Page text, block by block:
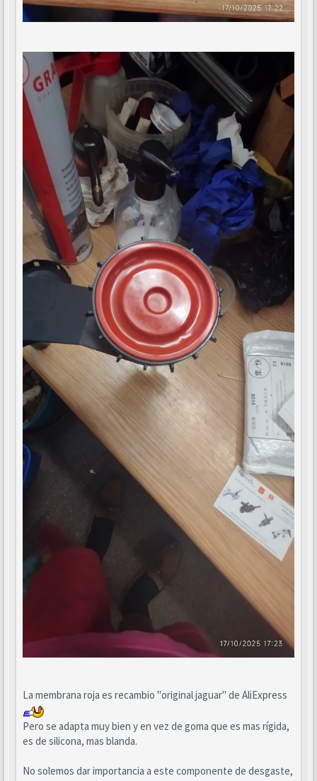
La membrana roja es recambio "original jaguar" de AliExpress
Pero se adapta muy bien y en vez de goma que es mas rígida,
es de silicona, mas blanda.
No solemos dar importancia a este componente de desgaste,